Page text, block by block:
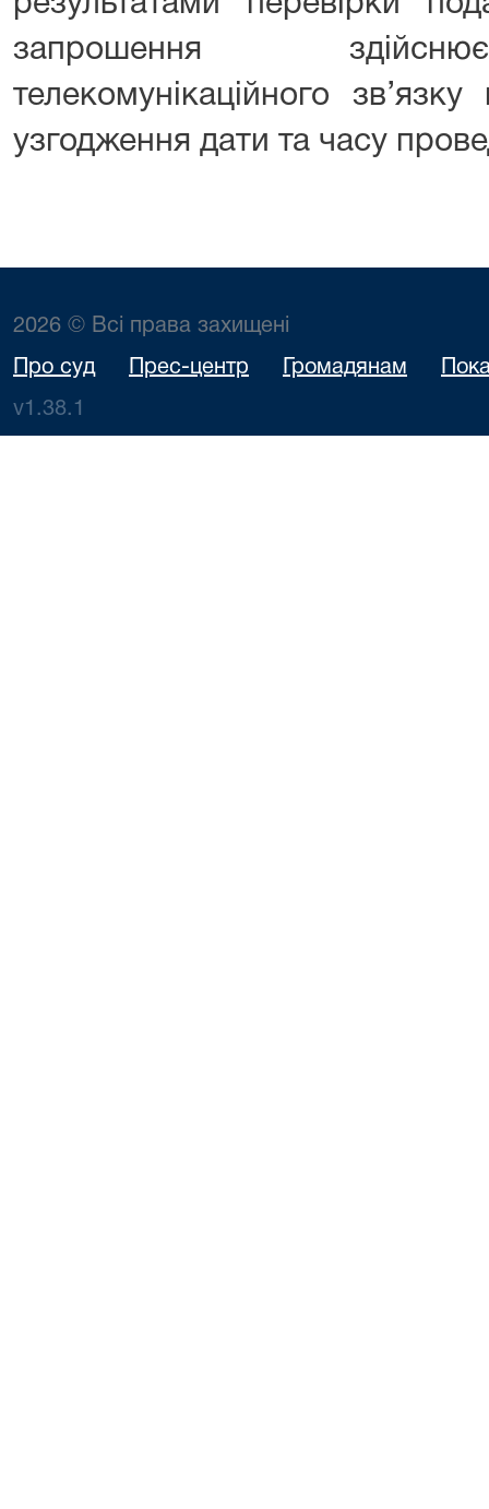
запрошення
телекомунікаційного
узгодження дати та часу
2026 © Всі права захищені
Про суд Прес-центр Громадянам
v1.38.1